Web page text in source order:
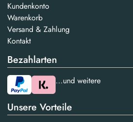
Kundenkonto
Warenkorb
Versand & Zahlung
Kontakt
Bezahlarten
...und weitere
Unsere Vorteile